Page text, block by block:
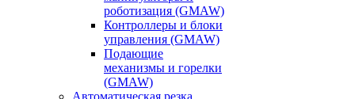
роботизация (GMAW)
Контроллеры и блоки
управления (GMAW)
Подающие
механизмы и горелки
(GMAW)
Автоматическая резка